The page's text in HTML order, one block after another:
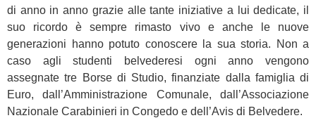
di anno in anno grazie alle tante iniziative a lui dedicate, il
suo ricordo è sempre rimasto vivo e anche le nuove
generazioni hanno potuto conoscere la sua storia. Non a
caso agli studenti belvederesi ogni anno vengono
assegnate tre Borse di Studio, finanziate dalla famiglia di
Euro, dall’Amministrazione Comunale, dall’Associazione
Nazionale Carabinieri in Congedo e dell’Avis di Belvedere.